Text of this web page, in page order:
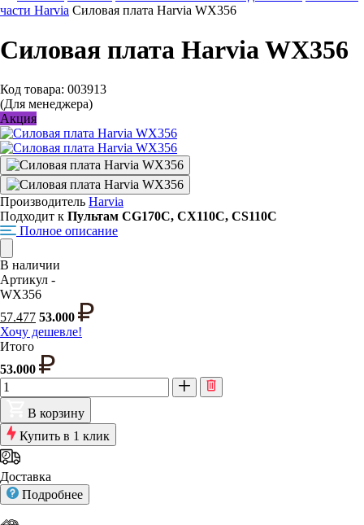
части Harvia Силовая плата Harvia WX356
Силовая плата Harvia WX356
Код товара: 003913
(Для менеджера)
Акция
Производитель Harvia
Подходит к Пультам CG170С, CX110C, CS110C
Полное описание
В наличии
Артикул -
WX356
57.477 53.000
Хочу дешевле!
Итого
53.000
В корзину
Купить в 1 клик
Доставка
Подробнее